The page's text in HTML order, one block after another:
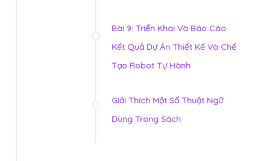
Bài 9: Triển Khai Và Báo Cáo
Kết Quả Dự Án Thiết Kế Và Chế
Tạo Robot Tự Hành
Giải Thích Một Số Thuật Ngữ
Dùng Trong Sách